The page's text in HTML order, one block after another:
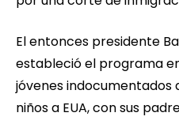
El entonces presidente
estableció el programa
jóvenes indocumentados
niños a EUA, con sus